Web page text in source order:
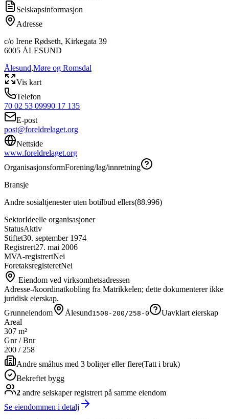
Selskapsinformasjon
Adresse
c/o Irene Rødseth, Kirkegata 39
6005 ÅLESUND
Ålesund,Møre og Romsdal
Vis kart
Telefon
70 02 53 09990 17 135
E-post
post@foreldrelaget.org
Nettside
www.foreldrelaget.org
OrganisasjonsformForening/lag/innretning
Bransje
Andre sosialtjenester uten botilbud ellers(88.996)
SektorIdeelle organisasjoner
StatusAktiv
Stiftet30. september 1974
Registrert27. mai 2006
MVA-registrertNei
ForetaksregisteretNei
Eiendom ved virksomhetsadressen
Adresse-/koordinatkobling fra Matrikkelen; dette dokumenterer ikke
juridisk eierskap.
Grunneiendom
Ålesund1508-200/258-0
Uavklart eierskap
Areal
307 m²
Gnr / Bnr
200 / 258
Andre småhus med 3 boliger eller flere(Tatt i bruk)
Bekreftet bygg
2 andre selskaperregistrert på samme eiendom
Se eiendommen i detalj